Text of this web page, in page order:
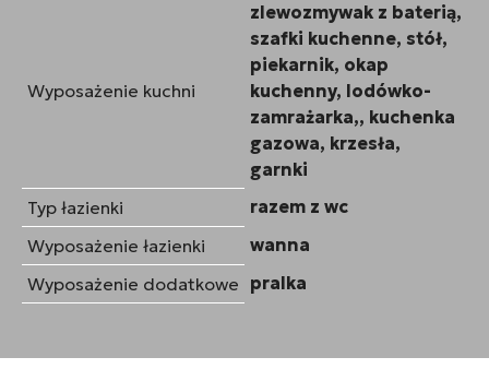
Wyposażenie kuchni
zlewozmywak z baterią,
szafki kuchenne, stół,
piekarnik, okap
kuchenny, lodówko-
zamrażarka,, kuchenka
gazowa, krzesła,
garnki
Typ łazienki
razem z wc
Wyposażenie łazienki
wanna
Wyposażenie dodatkowe pralka